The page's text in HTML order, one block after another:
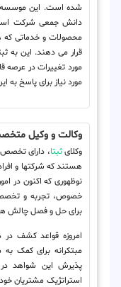
شده است. این موسسه
دانش جمعی شرکت
محصولات و خدماتی که
قرار می دهند. این به
مورد تغییرات در عرصه
مورد نیاز برای پاسخ به
وکالت و وکیل
وکلایثبتا، دارای تخصص
هستند که شرکتها و
نوظهوری که اکنون در
خصوص، تجربه و تخصص
برای حل و فصل چالش
امروزه قواعد کشف
مبتکرانه برای کمک
پذیرش این شواهد در
استراتژیک مشتریان